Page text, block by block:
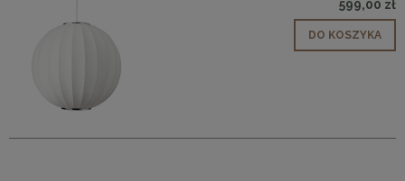
599,00 zł
DO KOSZYKA